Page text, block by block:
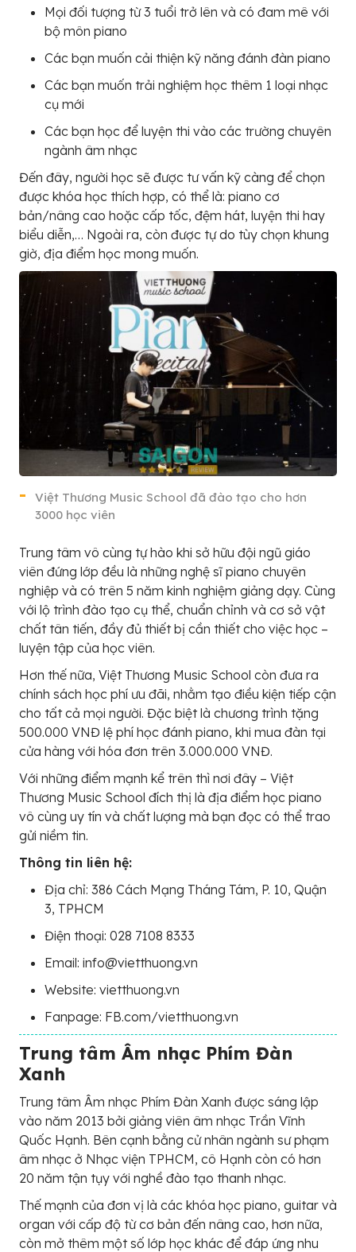
Mọi đối tượng từ 3 tuổi trở lên và có đam mê với
bộ môn piano
Các bạn muốn cải thiện kỹ năng đánh đàn piano
Các bạn muốn trải nghiệm học thêm 1 loại nhạc
cụ mới
Các bạn học để luyện thi vào các trường chuyên
ngành âm nhạc
Đến đây, người học sẽ được tư vấn kỹ càng để chọn
được khóa học thích hợp, có thể là: piano cơ
bản/nâng cao hoặc cấp tốc, đệm hát, luyện thi hay
biểu diễn,… Ngoài ra, còn được tự do tùy chọn khung
giờ, địa điểm học mong muốn.
Việt Thương Music School đã đào tạo cho hơn
3000 học viên
Trung tâm vô cùng tự hào khi sở hữu đội ngũ giáo
viên đứng lớp đều là những nghệ sĩ piano chuyên
nghiệp và có trên 5 năm kinh nghiệm giảng dạy. Cùng
với lộ trình đào tạo cụ thể, chuẩn chỉnh và cơ sở vật
chất tân tiến, đầy đủ thiết bị cần thiết cho việc học –
luyện tập của học viên.
Hơn thế nữa, Việt Thương Music School còn đưa ra
chính sách học phí ưu đãi, nhằm tạo điều kiện tiếp cận
cho tất cả mọi người. Đặc biệt là chương trình tặng
500.000 VNĐ lệ phí học đánh piano, khi mua đàn tại
cửa hàng với hóa đơn trên 3.000.000 VNĐ.
Với những điểm mạnh kể trên thì nơi đây – Việt
Thương Music School đích thị là địa điểm học piano
vô cùng uy tín và chất lượng mà bạn đọc có thể trao
gửi niềm tin.
Thông tin liên hệ:
Địa chỉ: 386 Cách Mạng Tháng Tám, P. 10, Quận
3, TPHCM
Điện thoại: 028 7108 8333
Email: info@vietthuong.vn
Website: vietthuong.vn
Fanpage: FB.com/vietthuong.vn
Trung tâm Âm nhạc Phím Đàn
Xanh
Trung tâm Âm nhạc Phím Đàn Xanh được sáng lập
vào năm 2013 bởi giảng viên âm nhạc Trần Vĩnh
Quốc Hạnh. Bên cạnh bằng cử nhân ngành sư phạm
âm nhạc ở Nhạc viện TPHCM, cô Hạnh còn có hơn
20 năm tận tụy với nghề đào tạo thanh nhạc.
Thế mạnh của đơn vị là các khóa học piano, guitar và
organ với cấp độ từ cơ bản đến nâng cao, hơn nữa,
còn mở thêm một số lớp học khác để đáp ứng nhu